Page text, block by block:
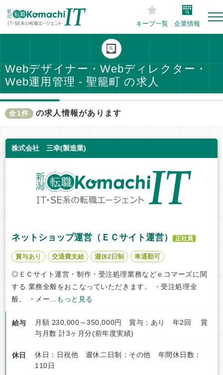
キープ一覧 企業情報
Webデザイナー・Webディレクター・
Web運用管理 - 聖籠町 の求人
全1件 の求人情報があります
株式会社 三幸(製造業)
ネットショップ運営（ＥＣサイト運営） 正社員
賞与あり 交通費支給 週休2日制 車通勤可
◎ＥＣサイト運営・制作・受注処理業務などｅコマーズに関
する 業務全般をおこなっていただきます。 ・受注処理全
般。 ・メー... もっと見る
給与
月額 230,000～350,000円 賞与：あり 年2回 賞
与月数 計3ヶ月分(前年度実績)
休日
休日：日祝他 週休二日制：その他 年間休日数：
110日